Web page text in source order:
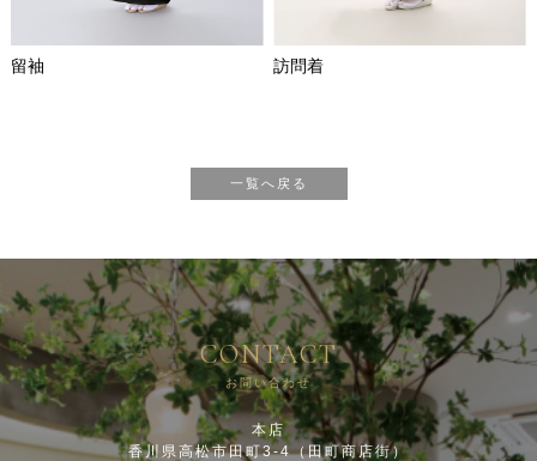
留袖 訪問着
一覧へ戻る
CONTACT
お問い合わせ
本店
香川県高松市田町3-4（田町商店街）